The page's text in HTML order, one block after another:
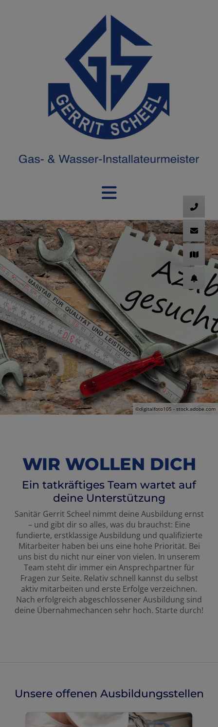
©digitalfoto105 - stock.adobe.com
WIR WOLLEN DICH
Ein tatkräftiges Team wartet auf
deine Unterstützung
Sanitär Gerrit Scheel nimmt deine Ausbildung ernst
– und gibt dir so alles, was du brauchst: Eine
fundierte, erstklassige Ausbildung und qualifizierte
Mitarbeiter haben bei uns eine hohe Priorität. Bei
uns bist du nicht nur einer von vielen. In unserem
Team steht dir immer ein Ansprechpartner für
Fragen zur Seite. Relativ schnell kannst du selbst
aktiv mitarbeiten und erste Erfolge verzeichnen.
Nach erfolgreich abgeschlossener Ausbildung sind
deine Übernahmechancen sehr hoch. Starte durch!
Unsere offenen Ausbildungsstellen